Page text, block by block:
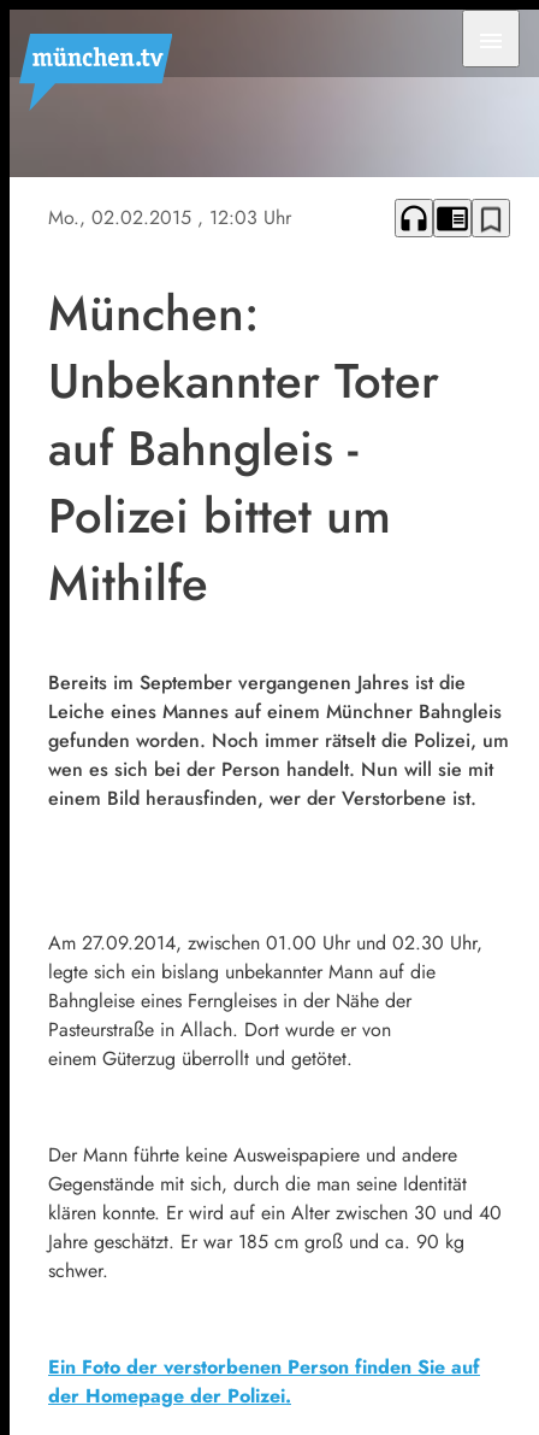
Foto:
Mo., 02.02.2015 , 12:03 Uhr headphones chrome_reader_mode bookmark_border
München:
Unbekannter Toter
auf Bahngleis -
Polizei bittet um
Mithilfe
Bereits im September vergangenen Jahres ist die
Leiche eines Mannes auf einem Münchner Bahngleis
gefunden worden. Noch immer rätselt die Polizei, um
wen es sich bei der Person handelt. Nun will sie mit
einem Bild herausfinden, wer der Verstorbene ist.
Am 27.09.2014, zwischen 01.00 Uhr und 02.30 Uhr,
legte sich ein bislang unbekannter Mann auf die
Bahngleise eines Ferngleises in der Nähe der
Pasteurstraße in Allach. Dort wurde er von
einem Güterzug überrollt und getötet.
Der Mann führte keine Ausweispapiere und andere
Gegenstände mit sich, durch die man seine Identität
klären konnte. Er wird auf ein Alter zwischen 30 und 40
Jahre geschätzt. Er war 185 cm groß und ca. 90 kg
schwer.
Ein Foto der verstorbenen Person finden Sie auf
der Homepage der Polizei.